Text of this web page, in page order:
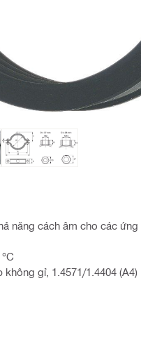
năng cách âm cho các
gỉ, 1.4571/1.4404